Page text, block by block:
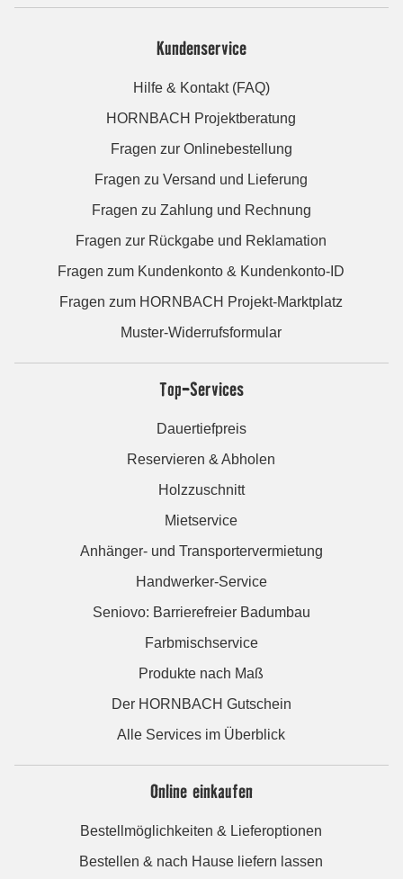
Kundenservice
Hilfe & Kontakt (FAQ)
HORNBACH Projektberatung
Fragen zur Onlinebestellung
Fragen zu Versand und Lieferung
Fragen zu Zahlung und Rechnung
Fragen zur Rückgabe und Reklamation
Fragen zum Kundenkonto & Kundenkonto-ID
Fragen zum HORNBACH Projekt-Marktplatz
Muster-Widerrufsformular
Top-Services
Dauertiefpreis
Reservieren & Abholen
Holzzuschnitt
Mietservice
Anhänger- und Transportervermietung
Handwerker-Service
Seniovo: Barrierefreier Badumbau
Farbmischservice
Produkte nach Maß
Der HORNBACH Gutschein
Alle Services im Überblick
Online einkaufen
Bestellmöglichkeiten & Lieferoptionen
Bestellen & nach Hause liefern lassen